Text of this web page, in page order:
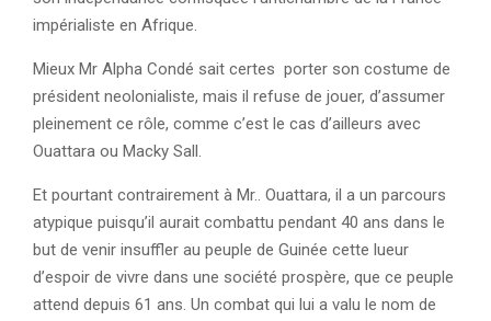
impérialiste en Afrique.
Mieux Mr Alpha Condé sait certes porter son costume de
président neolonialiste, mais il refuse de jouer, d’assumer
pleinement ce rôle, comme c’est le cas d’ailleurs avec
Ouattara ou Macky Sall.
Et pourtant contrairement à Mr.. Ouattara, il a un parcours
atypique puisqu’il aurait combattu pendant 40 ans dans le
but de venir insuffler au peuple de Guinée cette lueur
d’espoir de vivre dans une société prospère, que ce peuple
attend depuis 61 ans. Un combat qui lui a valu le nom de